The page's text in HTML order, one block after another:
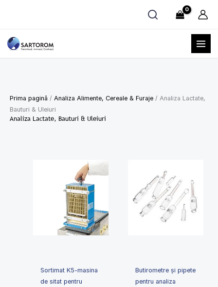
Prima pagină / Analiza Alimente, Cereale & Furaje / Analiza Lactate,
Bauturi & Uleiuri
Analiza Lactate, Bauturi & Uleiuri
Sortimat K5-masina
de sitat pentru
Butirometre și pipete
pentru analiza